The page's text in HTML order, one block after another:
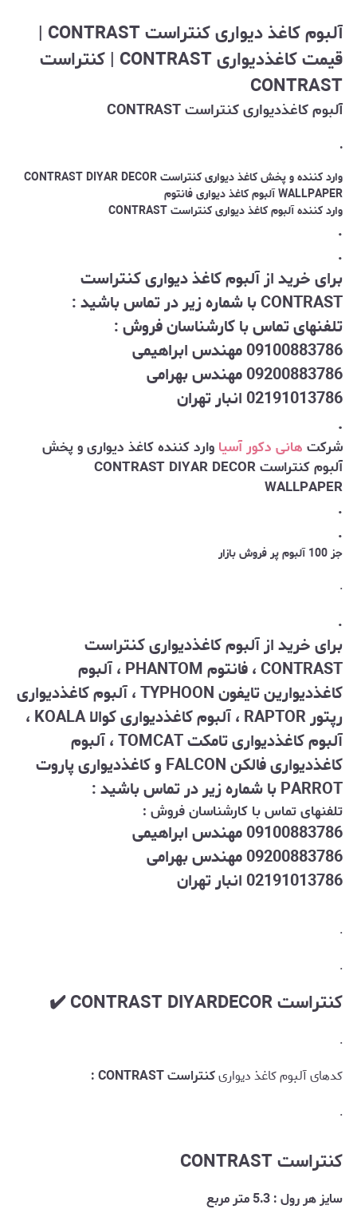
آلبوم کاغذ دیواری کنتراست CONTRAST |
قیمت کاغذدیواری CONTRAST | کنتراست
CONTRAST
آلبوم کاغذدیواری کنتراست CONTRAST
.
وارد کننده و پخش کاغذ دیواری کنتراست CONTRAST DIYAR DECOR
WALLPAPER آلبوم کاغذ دیواری فانتوم
وارد کننده آلبوم کاغذ دیواری کنتراست CONTRAST
.
.
برای خرید از آلبوم کاغذ دیواریکنتراست
CONTRAST با شماره زیر در تماس باشید :
تلفنهای تماس با کارشناسان فروش :
09100883786 مهندس ابراهیمی
09200883786 مهندس بهرامی
02191013786 انبار تهران
.
شرکت هانی دکور آسیا وارد کننده کاغذ دیواری و پخش
آلبومکنتراست CONTRAST DIYAR DECOR
WALLPAPER
.
.
جز 100 آلبوم پر فروش بازار
.
.
برای خرید از آلبوم کاغذدیواری کنتراست
CONTRAST ، فانتوم PHANTOM
، آلبوم
کاغذدیوارین تایفون TYPHOON ، آلبوم کاغذدیواری
رپتور RAPTOR ، آلبوم کاغذدیواری کوالا KOALA ،
آلبوم کاغذدیواری تامکت TOMCAT ، آلبوم
کاغذدیواری فالکن FALCON و کاغذدیواری پاروت
PARROT با شماره زیر در تماس باشید :
تلفنهای تماس با کارشناسان فروش :
09100883786 مهندس ابراهیمی
09200883786 مهندس بهرامی
02191013786 انبار تهران
.
.
کنتراست CONTRAST DIYARDECOR ✔️
.
کدهای آلبوم کاغذ دیواریکنتراست CONTRAST :
.
کنتراست CONTRAST
سایز هر رول : 5.3 متر مربع